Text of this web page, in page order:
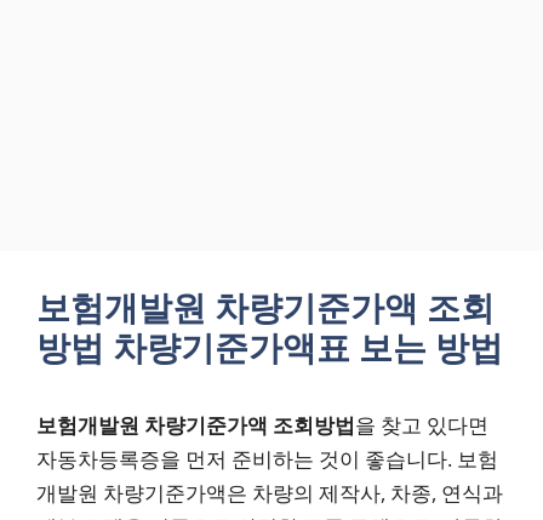
보험개발원 차량기준가액 조회
방법 차량기준가액표 보는 방법
보험개발원 차량기준가액 조회방법을 찾고 있다면
자동차등록증을 먼저 준비하는 것이 좋습니다. 보험
개발원 차량기준가액은 차량의 제작사, 차종, 연식과